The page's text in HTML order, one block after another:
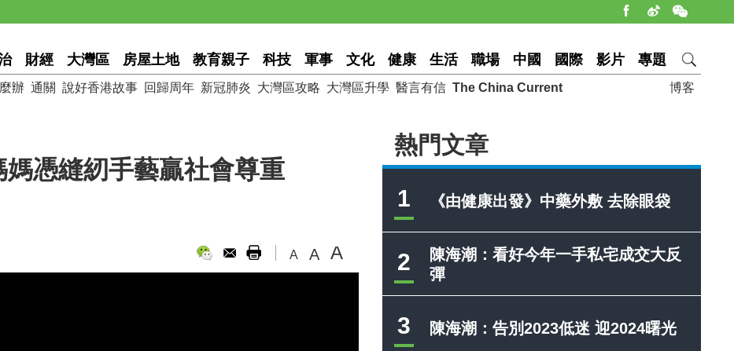
財經 大灣區 房屋土地 教育親子 科技 軍事 文化 健康 生活 職場 中國 國際 影片 專題
博客
辦 通關 說好香港故事 回歸周年 新冠肺炎 大灣區攻略 大灣區升學 醫言有信 The China Current
熱門文章
1 《由健康出發》中藥外敷 去除眼袋
2
陳海潮：看好今年一手私宅成交大反
彈
3 陳海潮：告別2023低迷 迎2024曙光
憑縫紉手藝贏社會尊重
A A A